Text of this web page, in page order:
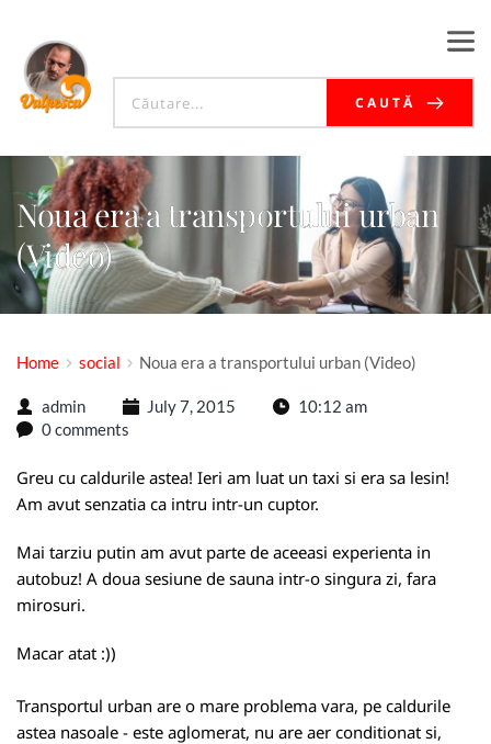
CAUTĂ
Noua era a transportului urban
(Video)
Home social Noua era a transportului urban (Video)
admin July 7, 2015
10:12 am
0 comments
Greu cu caldurile astea! Ieri am luat un taxi si era sa lesin!
Am avut senzatia ca intru intr-un cuptor.
Mai tarziu putin am avut parte de aceeasi experienta in
autobuz! A doua sesiune de sauna intr-o singura zi, fara
mirosuri.
Macar atat :))
Transportul urban are o mare problema vara, pe caldurile
astea nasoale - este aglomerat, nu are aer conditionat si,